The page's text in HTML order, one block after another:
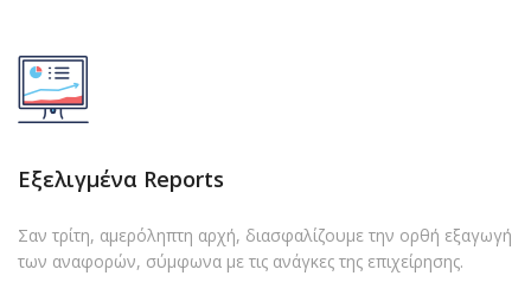
Εξελιγμένα Reports
Σαν τρίτη, αμερόληπτη αρχή, διασφαλίζουμε την ορθή εξαγωγή
των αναφορών, σύμφωνα με τις ανάγκες της επιχείρησης.